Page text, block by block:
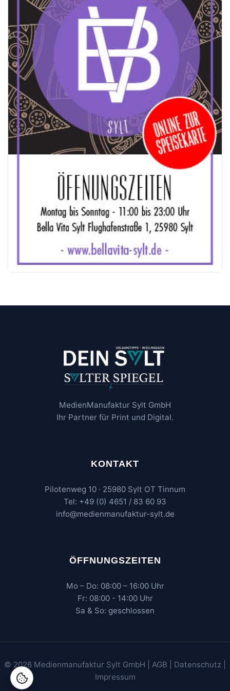
MedienManufaktur Sylt GmbH
Ihr Partner für Print und Digital.
KONTAKT
Pilotenweg 10 · 25980 Sylt OT Tinnum
Tel: +49 (0) 4651 / 83 60 93
info@medienmanufaktur-sylt.de
ÖFFNUNGSZEITEN
Mo – Do: 08:00 – 16:00 Uhr
Fr: 08:00 - 14:00 Uhr
Sa & So: geschlossen
© 2026 Medienmanufaktur Sylt GmbH | AGB Datenschutz
Impressum